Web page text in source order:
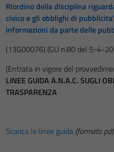
Riordino della disciplina
civico e gli obblighi di
informazioni da parte delle
(13G00076) (GU n.80 del 5-4-
(Entrata in vigore del
LINEE GUIDA A.N.A.C. SUGLI
TRASPARENZA
Scarica le linee guida (formato